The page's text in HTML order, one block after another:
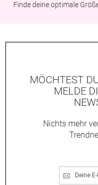
Finde deine optimale
MÖCHTEST
MELDE
Nichts mehr